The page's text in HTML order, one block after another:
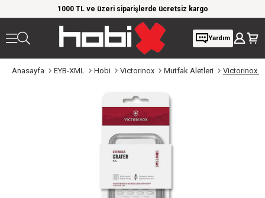
1000 TL ve üzeri siparişlerde ücretsiz kargo
Yardım
Anasayfa EYB-XML Hobi Victorinox Mutfak Aletleri Victorinox